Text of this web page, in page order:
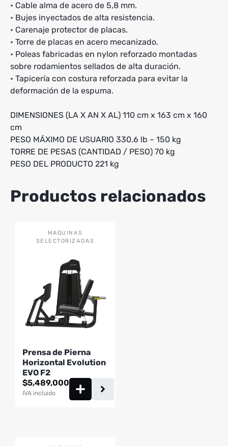
• Cable alma de acero de 5,8 mm.
• Bujes inyectados de alta resistencia.
• Carenaje protector de placas.
• Torre de placas en acero mecanizado.
• Poleas fabricadas en nylon reforzado montadas
sobre rodamientos sellados de alta duración.
• Tapicería con costura reforzada para evitar la
deformación de la espuma.
DIMENSIONES (LA X AN X AL) 110 cm x 163 cm x 160
cm
PESO MÁXIMO DE USUARIO 330.6 lb – 150 kg
TORRE DE PESAS (CANTIDAD / PESO) 70 kg
PESO DEL PRODUCTO 221 kg
Productos relacionados
MAQUINAS
SELECTORIZADAS
Prensa de Pierna
Horizontal Evolution
EVO F2
$5,489,000
IVA incluido